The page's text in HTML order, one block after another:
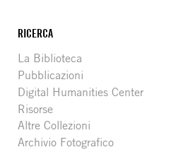
RICERCA
La Biblioteca
Pubblicazioni
Digital Humanities Center
Risorse
Altre Collezioni
Archivio Fotografico